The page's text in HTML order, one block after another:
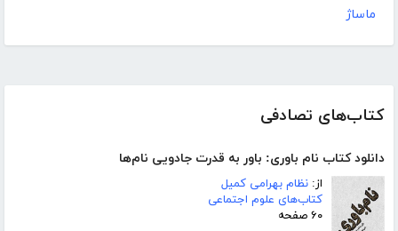
کتاب‌های تصادفی
دانلود کتاب نام باوری: باور به قدرت جادویی نام‌ها
از: نظام بهرامی کمیل
کتاب‌های علوم اجتماعی
۶۰ صفحه
ماساژ